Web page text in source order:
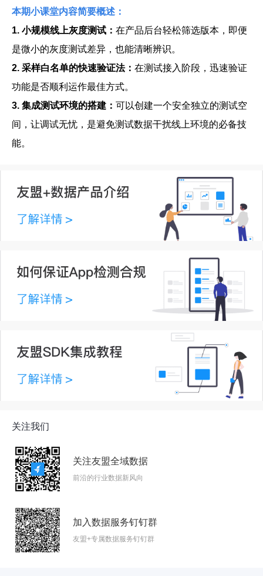
本期小课堂内容简要概述：
1. 小规模线上灰度测试： 在产品后台轻松筛选版本，即便
是微小的灰度测试差异，也能清晰辨识。
2. 采样白名单的快速验证法： 在测试接入阶段，迅速验证
功能是否顺利运作最佳方式。
3. 集成测试环境的搭建： 可以创建一个安全独立的测试空
间，让调试无忧，是避免测试数据干扰线上环境的必备技
能。
关注我们
关注友盟全域数据
前沿的行业数据新风向
加入数据服务钉钉群
友盟+专属数据服务钉钉群